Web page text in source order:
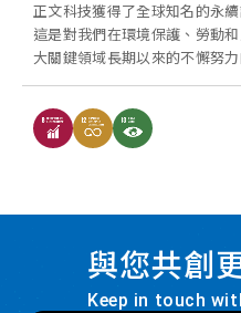
關財務揭露架構說明公司針對
指標與目標。建構溫室氣體盤
揭露）專案，並已訂定減量目
成範疇一和範疇二溫室氣體排
2030年減碳30%。在公司營運
例如汰換省電燈具、空調冰水
電，以減少能源消耗，降低碳
2025年可達到自發自用率20%。 2023年為正文科技永續推
鍵元年，我們訂定集團短中長
正文科技獲得了全球知名的永
這是對我們在環境保護、勞動
大關鍵領域長期以來的不懈努力
與您共創
Keep in touch